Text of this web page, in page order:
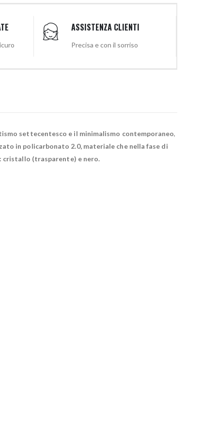
ASSISTENZA CLIENTI
Precisa e con il sorriso
settecentesco e il minimalismo contemporaneo,
in policarbonato 2.0, materiale che nella fase di
cristallo (trasparente) e nero.